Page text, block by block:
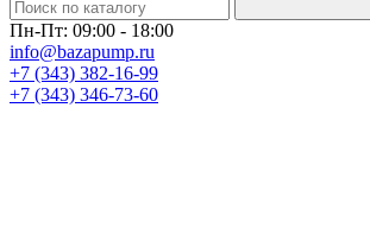
Пн-Пт: 09:00 - 18:00
info@bazapump.ru
+7 (343) 382-16-99
+7 (343) 346-73-‬60